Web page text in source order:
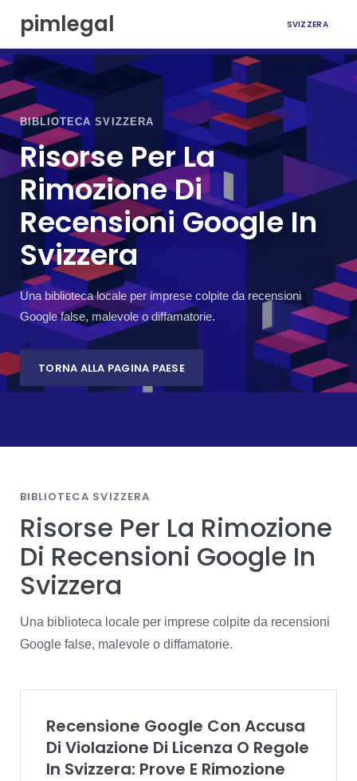
a
n
pimlegal SVIZZERA
BIBLIOTECA SVIZZERA
Risorse Per La
Rimozione Di
Recensioni Google In
Svizzera
Una biblioteca locale per imprese colpite da recensioni
Google false, malevole o diffamatorie.
TORNA ALLA PAGINA PAESE
BIBLIOTECA SVIZZERA
Risorse Per La Rimozione
Di Recensioni Google In
Svizzera
Una biblioteca locale per imprese colpite da recensioni
Google false, malevole o diffamatorie.
Recensione Google Con Accusa
Di Violazione Di Licenza O Regole
In Svizzera: Prove E Rimozione